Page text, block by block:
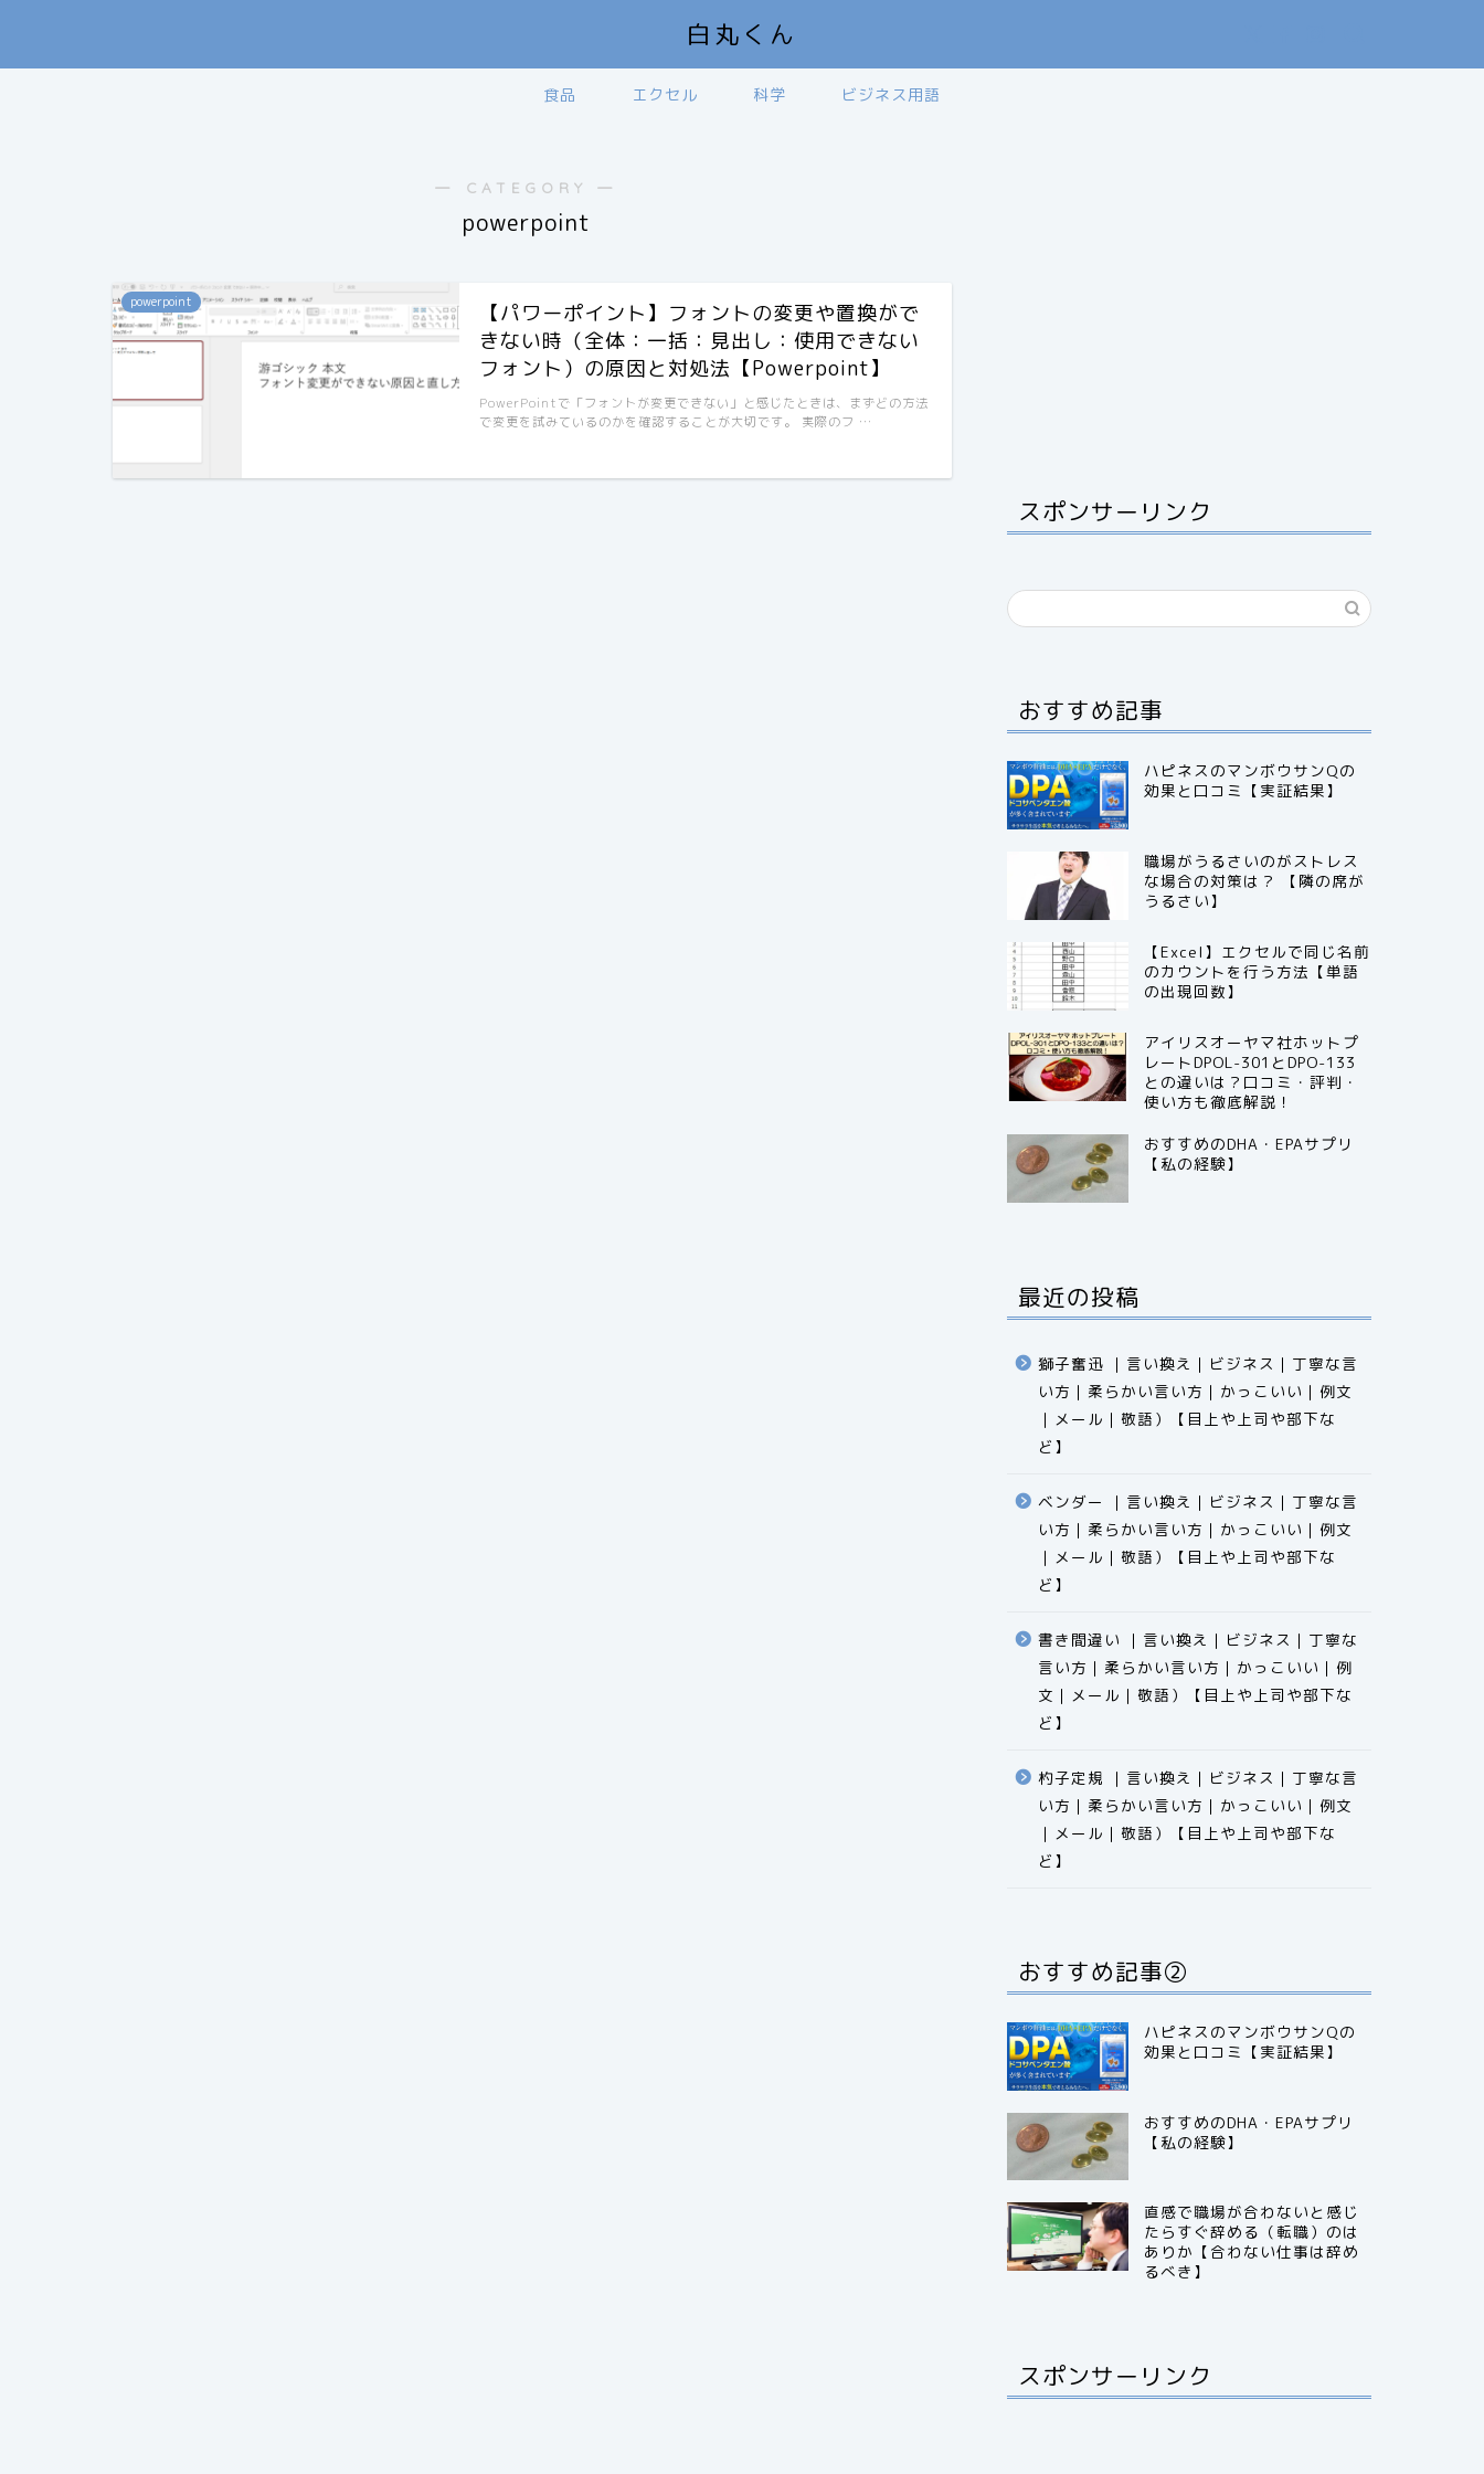
白丸くん
食品 エクセル 科学 ビジネス用語
― CATEGORY ―
powerpoint
powerpoint
【パワーポイント】フォントの変更や置換がで
きない時（全体：一括：見出し：使用できない
フォント）の原因と対処法【Powerpoint】
PowerPointで「フォントが変更できない」と感じたときは、まずどの方法
で変更を試みているのかを確認することが大切です。 実際のフ …
スポンサーリンク
おすすめ記事
ハピネスのマンボウサンQの
効果と口コミ【実証結果】
職場がうるさいのがストレス
な場合の対策は？ 【隣の席が
うるさい】
【Excel】エクセルで同じ名前
のカウントを行う方法【単語
の出現回数】
アイリスオーヤマ社ホットプ
レートDPOL-301とDPO-133
との違いは？口コミ・評判・
使い方も徹底解説！
おすすめのDHA・EPAサプリ
【私の経験】
最近の投稿
獅子奮迅 ｜言い換え｜ビジネス｜丁寧な言
い方｜柔らかい言い方｜かっこいい｜例文
｜メール｜敬語）【目上や上司や部下な
ど】​​​​​​​​​​​​​​​​
ベンダー ｜言い換え｜ビジネス｜丁寧な言
い方｜柔らかい言い方｜かっこいい｜例文
｜メール｜敬語）【目上や上司や部下な
ど】​​​​​​​​​​​​​​​​
書き間違い ｜言い換え｜ビジネス｜丁寧な
言い方｜柔らかい言い方｜かっこいい｜例
文｜メール｜敬語）【目上や上司や部下な
ど】​​​​​​​​​​​​​​​​
杓子定規 ｜言い換え｜ビジネス｜丁寧な言
い方｜柔らかい言い方｜かっこいい｜例文
｜メール｜敬語）【目上や上司や部下な
ど】​​​​​​​​​​​​​​​​
おすすめ記事②
ハピネスのマンボウサンQの
効果と口コミ【実証結果】
おすすめのDHA・EPAサプリ
【私の経験】
直感で職場が合わないと感じ
たらすぐ辞める（転職）のは
ありか【合わない仕事は辞め
るべき】
スポンサーリンク